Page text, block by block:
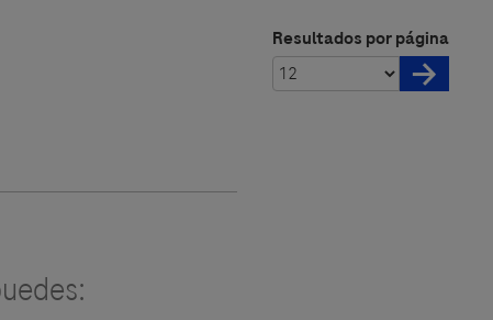
Resultados por página